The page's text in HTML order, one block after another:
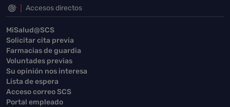
Accesos directos
MiSalud@SCS
Solicitar cita previa
Farmacias de guardia
Voluntades previas
Su opinión nos interesa
Lista de espera
Acceso correo SCS
Portal empleado